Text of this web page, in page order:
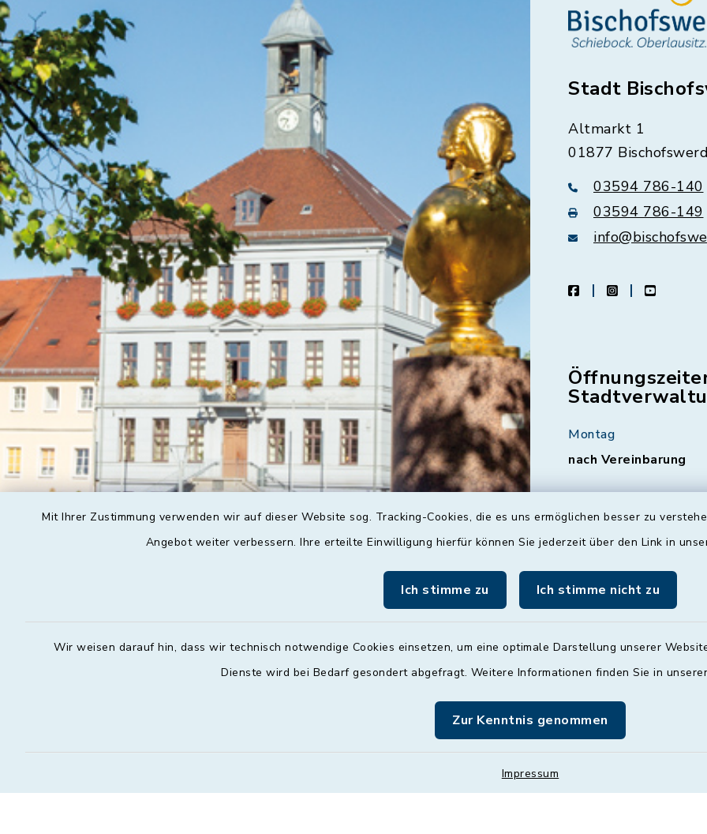
Mit Ihrer Zustimmung verwenden wir auf dieser Website sog. Tracking-Cookies, die es uns ermöglichen besser zu
Angebot weiter verbessern. Ihre erteilte Einwilligung hierfür können Sie jederzeit über den Link in
Ich stimme zu Ich stimme nicht zu
Wir weisen darauf hin, dass wir technisch notwendige Cookies einsetzen, um eine optimale Darstellung unserer
Dienste wird bei Bedarf gesondert abgefragt. Weitere Informationen finden Sie in
Zur Kenntnis genommen
Impressum
Stadt
Altmarkt 1
01877
03594 786-140
03594 786-149
facebookinstagramyoutube
Montag
nach Vereinbarung
Dienstag
09:00 - 12:00 und
Uhr
nach Vereinbarung
Donnerstag
09:00 - 12:00 und
Freitag
09:00 - 12:00 Uhr